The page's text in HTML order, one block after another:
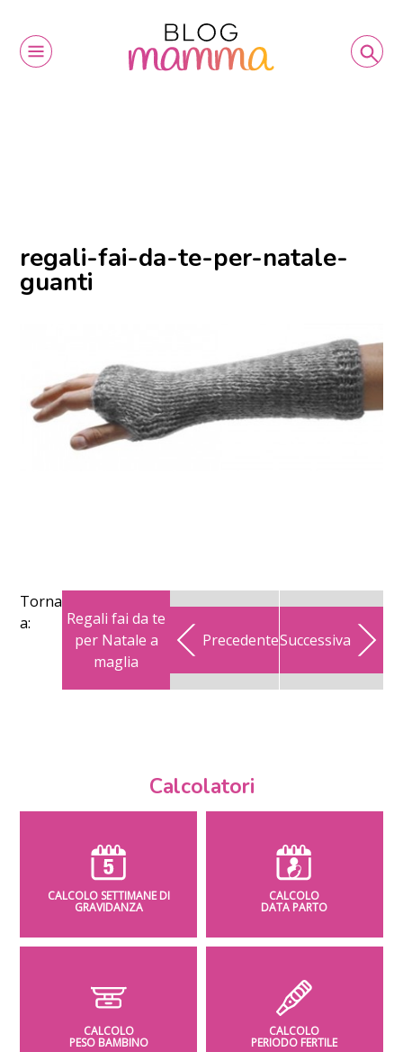
regali-fai-da-te-per-natale-
guanti
Torna
a:
Regali fai da te
per Natale a
maglia
PrecedenteSuccessiva
Calcolatori
CALCOLO SETTIMANE DI
GRAVIDANZA
CALCOLO
DATA PARTO
CALCOLO
PESO BAMBINO
CALCOLO
PERIODO FERTILE